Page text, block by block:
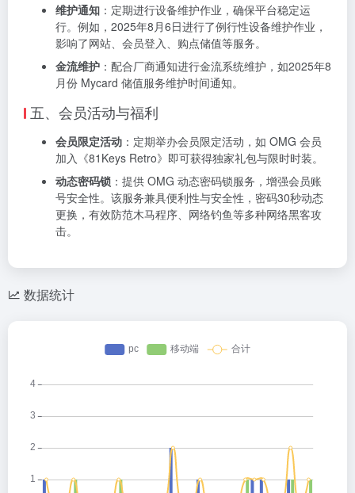
维护通知 ：定期进行设备维护作业，确保平台稳定运
行。例如，2025年8月6日进行了例行性设备维护作业，
影响了网站、会员登入、购点储值等服务。
金流维护 ：配合厂商通知进行金流系统维护，如2025年8
月份 Mycard 储值服务维护时间通知。
五、会员活动与福利
会员限定活动 ：定期举办会员限定活动，如 OMG 会员
加入《81Keys Retro》即可获得独家礼包与限时时装。
动态密码锁 ：提供 OMG 动态密码锁服务，增强会员账
号安全性。该服务兼具便利性与安全性，密码30秒动态
更换，有效防范木马程序、网络钓鱼等多种网络黑客攻
击。
数据统计